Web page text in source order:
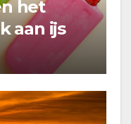
het
aan ijs